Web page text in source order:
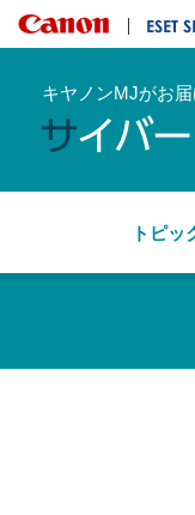
キヤノ
キヤノンMJがお
トピッ